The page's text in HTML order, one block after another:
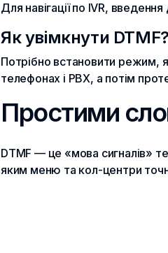
Для навігації по IVR,
Як увімкнути DTMF?
Потрібно встановити режим,
телефонах і PBX, а потім
Простими
DTMF — це «мова сигналів»
яким меню та кол-центри